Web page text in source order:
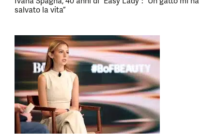
salvato la vita”